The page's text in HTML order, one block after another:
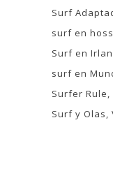
Surf
surf en
Surf en
surf en
Surfer Rule
Surf y Olas